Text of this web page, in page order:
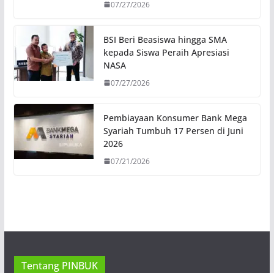
07/27/2026
BSI Beri Beasiswa hingga SMA
kepada Siswa Peraih Apresiasi
NASA
07/27/2026
Pembiayaan Konsumer Bank Mega
Syariah Tumbuh 17 Persen di Juni
2026
07/21/2026
Tentang PINBUK